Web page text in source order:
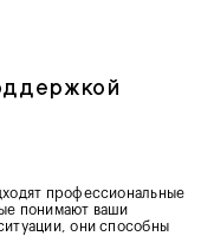
профессиональные
понимают ваши
они способны